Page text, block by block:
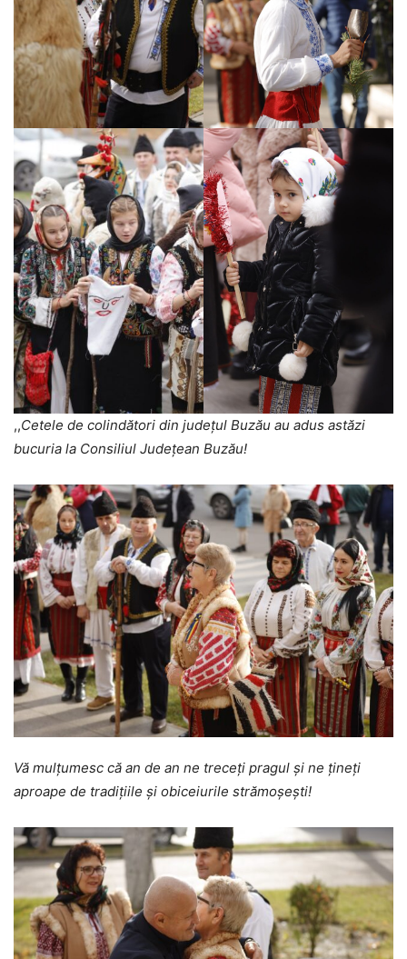
,,Cetele de colindători din județul Buzău au adus astăzi
bucuria la Consiliul Județean Buzău!
Vă mulțumesc că an de an ne treceți pragul și ne țineți
aproape de tradițiile și obiceiurile strămoșești!